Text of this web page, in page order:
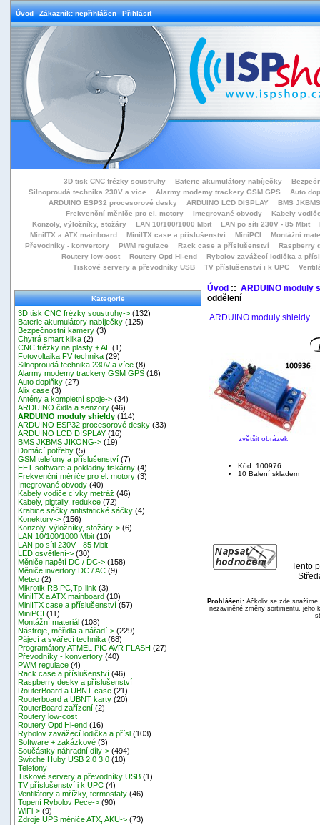
Úvod Zákazník: nepřihlášen Přihlásit
3D tisk CNC frézky soustruhy Baterie akumulátory nabíječky
Silnoproudá technika 230V a více
Alarmy modemy trackery GSM GPS
Auto
ARDUINO ESP32 procesorové desky
ARDUINO LCD DISPLAY
BMS
Frekvenční měniče pro el. motory
Integrované obvody
Kabely
Konzoly, výložníky, stožáry
LAN 10/100/1000 Mbit LAN po síti 230V - 85 Mbit
MiniITX a ATX mainboard
MiniITX case a příslušenství MiniPCI
Montážní
Převodníky - konvertory
PWM regulace Rack case a příslušenství
Raspberry
Routery low-cost
Routery Opti Hi-end
Rybolov zavážecí lodička a přísl
Tiskové servery a převodníky USB
TV příslušenství i k UPC
Kategorie
3D tisk CNC frézky soustruhy-> (132)
Baterie akumulátory nabíječky (125)
Bezpečnostní kamery (3)
Chytrá smart klika (2)
CNC frézky na plasty + AL
(1)
Fotovoltaika FV technika (29)
Silnoproudá technika 230V a více (8)
Alarmy modemy trackery GSM GPS (16)
Auto doplňky (27)
Alix case (3)
Antény a kompletní spoje-> (34)
ARDUINO čidla a senzory (46)
ARDUINO moduly shieldy (114)
ARDUINO ESP32 procesorové desky (33)
ARDUINO LCD DISPLAY (16)
BMS JKBMS JIKONG-> (19)
Domácí potřeby (5)
GSM telefony a příslušenství (7)
EET software a pokladny tiskárny (4)
Frekvenční měniče pro el. motory (3)
Integrované obvody (40)
Kabely vodiče cívky metráž (46)
Kabely, pigtaily, redukce (72)
Krabice sáčky antistatické sáčky (4)
Konektory-> (156)
Konzoly, výložníky, stožáry-> (6)
LAN 10/100/1000 Mbit (10)
LAN po síti 230V - 85 Mbit
LED osvětlení-> (30)
Měniče napětí DC / DC-> (158)
Měniče invertory DC / AC (9)
Meteo (2)
Mikrotik RB,PC,Tp-link (3)
MiniITX a ATX mainboard (10)
MiniITX case a příslušenství (57)
MiniPCI (11)
Montážní materiál (108)
Nástroje, měřidla a nářadí-> (229)
Pájecí a svářecí technika (68)
Programátory ATMEL PIC AVR FLASH (27)
Převodníky - konvertory (40)
PWM regulace (4)
Rack case a příslušenství (46)
Raspberry desky a příslušenství
RouterBoard a UBNT case (21)
Routerboard a UBNT karty (20)
RouterBoard zařízení (2)
Routery low-cost
Routery Opti Hi-end (16)
Rybolov zavážecí lodička a přísl (103)
Software + zakázkové (3)
Součástky náhradní díly-> (494)
Switche Huby USB 2.0 3.0 (10)
Telefony
Tiskové servery a převodníky USB (1)
TV příslušenství i k UPC (4)
Ventilátory a mřížky, termostaty (46)
Topení Rybolov Pece-> (90)
WiFi-> (9)
Zdroje UPS měniče ATX, AKU-> (73)
Úvod:: ARDUINO moduly
oddělení
ARDUINO moduly shieldy
zvětšit obrázek
Kód: 100976
10 Balení skladem
Tento
Prohlášení:Ačkoliv se zde snažíme
nezaviněné změny sortimentu, jeho